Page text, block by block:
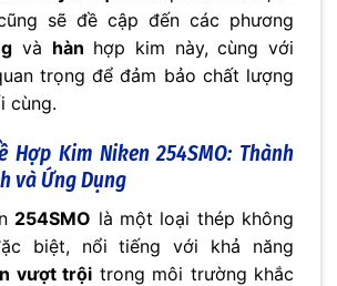
sẽ đề cập đến các phương
và hàn hợp kim này, cùng với
trọng để đảm bảo chất lượng
cùng.
Hợp Kim Niken 254SMO: Thành
và Ứng Dụng
254SMO là một loại thép không
biệt, nổi tiếng với khả năng
vượt trội trong môi trường khắc